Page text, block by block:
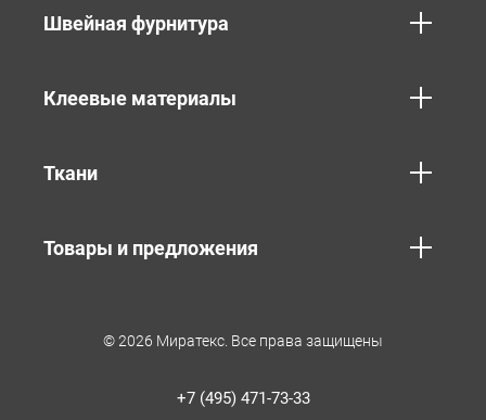
Швейная фурнитура
Клеевые материалы
Ткани
Товары и предложения
© 2026 Миратекс. Все права защищены
+7 (495) 471-73-33